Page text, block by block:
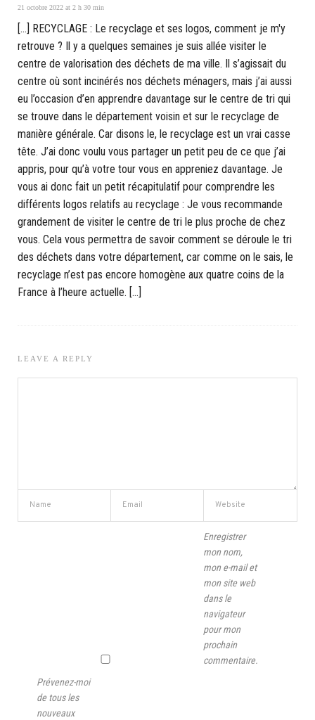
21 octobre 2022 at 2 h 30 min
[…] RECYCLAGE : Le recyclage et ses logos, comment je m'y
retrouve ? Il y a quelques semaines je suis allée visiter le
centre de valorisation des déchets de ma ville. Il s’agissait du
centre où sont incinérés nos déchets ménagers, mais j’ai aussi
eu l’occasion d’en apprendre davantage sur le centre de tri qui
se trouve dans le département voisin et sur le recyclage de
manière générale. Car disons le, le recyclage est un vrai casse
tête. J’ai donc voulu vous partager un petit peu de ce que j’ai
appris, pour qu’à votre tour vous en appreniez davantage. Je
vous ai donc fait un petit récapitulatif pour comprendre les
différents logos relatifs au recyclage : Je vous recommande
grandement de visiter le centre de tri le plus proche de chez
vous. Cela vous permettra de savoir comment se déroule le tri
des déchets dans votre département, car comme on le sais, le
recyclage n’est pas encore homogène aux quatre coins de la
France à l’heure actuelle. […]
LEAVE A REPLY
Enregistrer
mon nom,
mon e-mail et
mon site web
dans le
navigateur
pour mon
prochain
commentaire.
Prévenez-moi
de tous les
nouveaux